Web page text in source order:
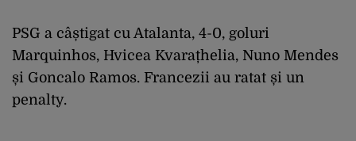
PSG a câștigat cu Atalanta, 4-0, goluri
Marquinhos, Hvicea Kvarațhelia, Nuno Mendes
și Goncalo Ramos. Francezii au ratat și un
penalty.